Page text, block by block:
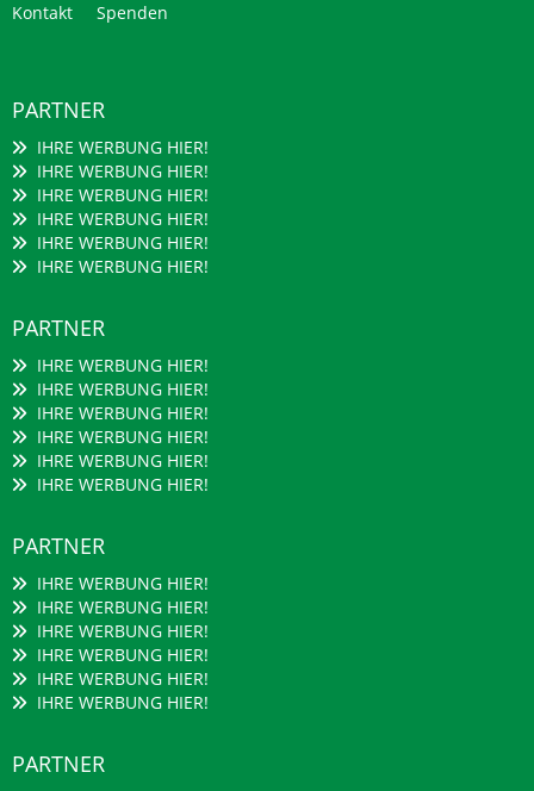
Kontakt Spenden
PARTNER
IHRE WERBUNG HIER!
IHRE WERBUNG HIER!
IHRE WERBUNG HIER!
IHRE WERBUNG HIER!
IHRE WERBUNG HIER!
IHRE WERBUNG HIER!
PARTNER
IHRE WERBUNG HIER!
IHRE WERBUNG HIER!
IHRE WERBUNG HIER!
IHRE WERBUNG HIER!
IHRE WERBUNG HIER!
IHRE WERBUNG HIER!
PARTNER
IHRE WERBUNG HIER!
IHRE WERBUNG HIER!
IHRE WERBUNG HIER!
IHRE WERBUNG HIER!
IHRE WERBUNG HIER!
IHRE WERBUNG HIER!
PARTNER